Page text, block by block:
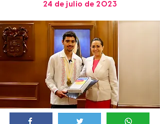
24 de julio de 2023